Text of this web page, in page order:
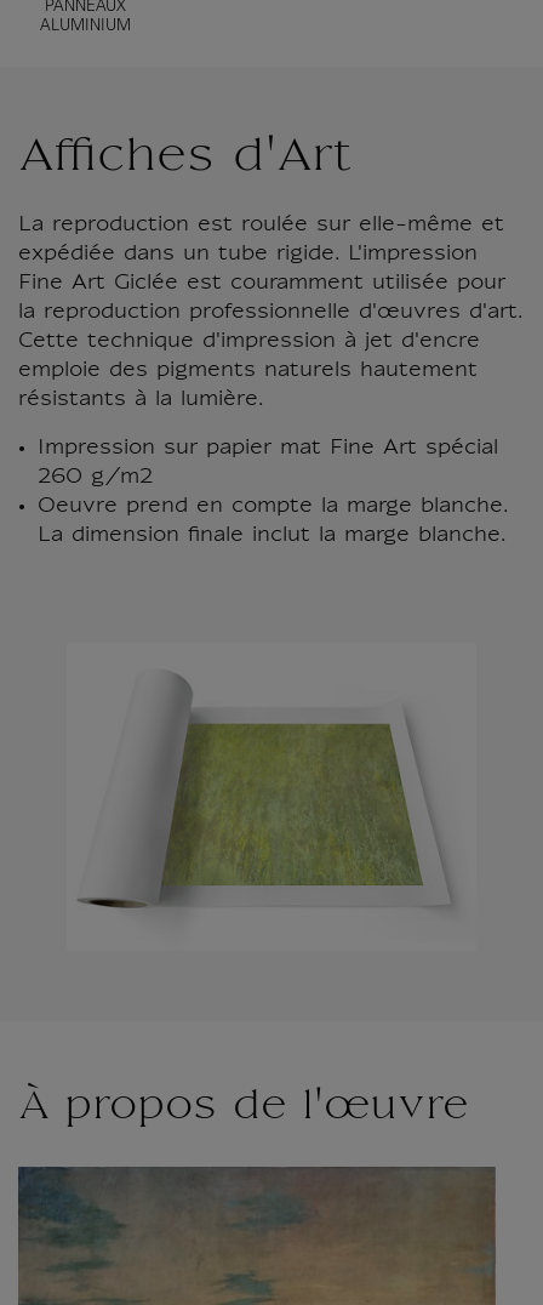
PANNEAUX
ALUMINIUM
Affiches d'Art
La reproduction est roulée sur elle-même et
expédiée dans un tube rigide. L'impression
Fine Art Giclée est couramment utilisée pour
la reproduction professionnelle d'œuvres d'art.
Cette technique d'impression à jet d'encre
emploie des pigments naturels hautement
résistants à la lumière.
Impression sur papier mat Fine Art spécial
260 g/m2
Oeuvre prend en compte la marge blanche.
La dimension finale inclut la marge blanche.
À propos de l'œuvre